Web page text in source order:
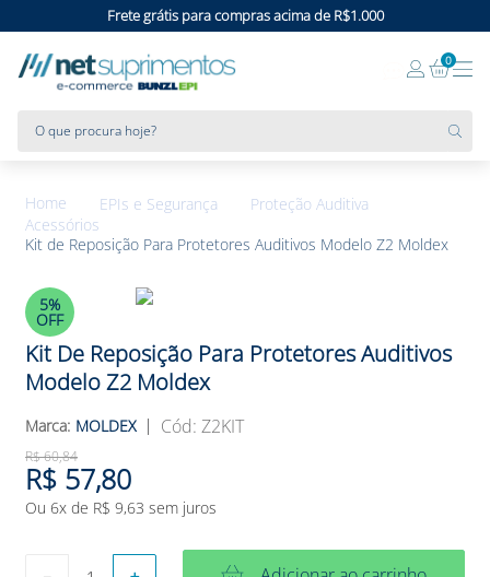
Frete grátis para compras acima de R$1.000
0
EPIs e Segurança
Proteção Auditiva
Acessórios
Kit de Reposição Para Protetores Auditivos Modelo Z2 Moldex
5%
OFF
Kit De Reposição Para Protetores Auditivos
Modelo Z2 Moldex
MOLDEX : Z2KIT
R$60,84
R$ 57,80
Ou 6x de R$ 9,63 sem juros